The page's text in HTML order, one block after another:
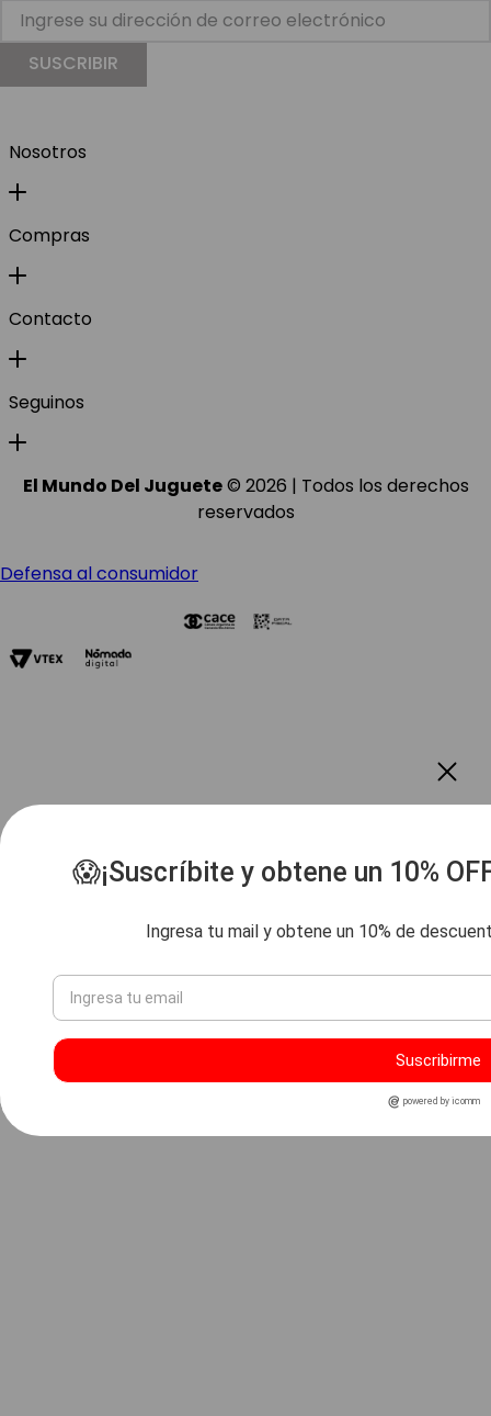
SUSCRIBIR
Nosotros
Compras
Contacto
Seguinos
El Mundo Del Juguete© 2026 | Todos los derechos
reservados
Defensa al consumidor
😱¡Suscríbite y obtene un 10%
Ingresa tu mail y obtene un 10% de
Suscribirme
powered by icomm